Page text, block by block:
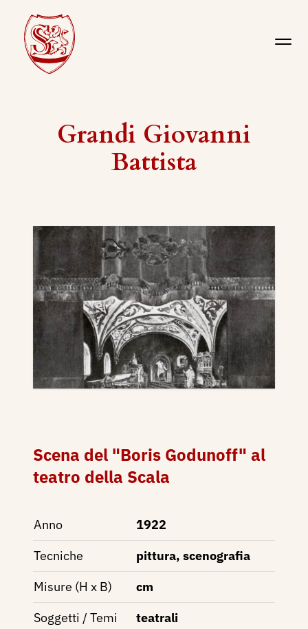
Grandi Giovanni
Battista
Scena del "Boris Godunoff" al
teatro della Scala
Anno
1922
Tecniche
pittura, scenografia
Misure (H x B)
cm
Soggetti / Temi
teatrali